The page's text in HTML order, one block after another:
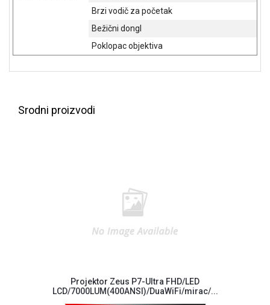
Brzi vodič za početak
Bežični dongl
Poklopac objektiva
Srodni proizvodi
Projektor Zeus P7-Ultra FHD/LED
LCD/7000LUM(400ANSI)/DuaWiFi/mirac/...